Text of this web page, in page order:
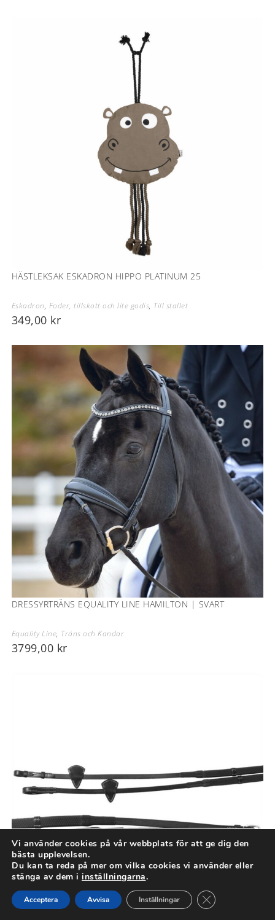
HÄSTLEKSAK ESKADRON HIPPO PLATINUM 25
Eskadron, Foder, tillskott och lite godis, Till stallet
349,00 kr
DRESSYRTRÄNS EQUALITY LINE HAMILTON | SVART
Equality Line, Träns och Kandar
3799,00 kr
Vi använder cookies på vår webbplats för att ge dig den
bästa upplevelsen.
Du kan ta reda på mer om vilka cookies vi använder eller
stänga av dem i inställningarna.
Acceptera Avvisa Inställningar Close GDPR